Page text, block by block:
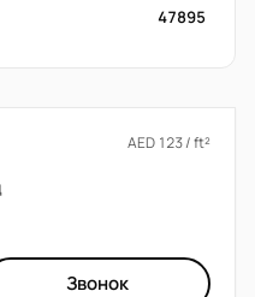
47895
AED 123 / ft²
Звонок